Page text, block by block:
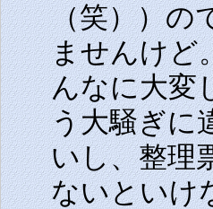
（笑））の
ませんけど
んなに大変
う大騒ぎに
いし、整理
ないといけ